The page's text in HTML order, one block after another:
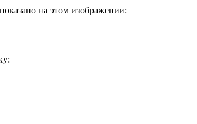
на этом изображении: